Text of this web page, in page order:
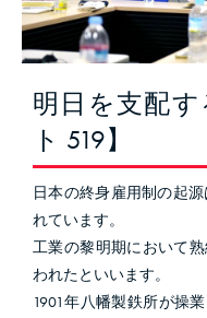
明日を支配
ト 519】
日本の終身雇用制の起
れています。
工業の黎明期において
われたといいます。
1901年八幡製鉄所が操